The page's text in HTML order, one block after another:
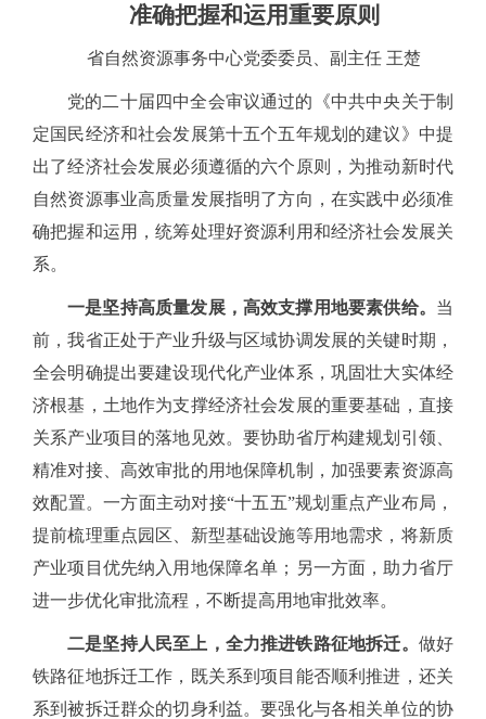
准确把握和运用重要原则
省自然资源事务中心党委委员、副主任 王楚
党的二十届四中全会审议通过的《中共中央关于制
定国民经济和社会发展第十五个五年规划的建议》中提
出了经济社会发展必须遵循的六个原则，为推动新时代
自然资源事业高质量发展指明了方向，在实践中必须准
确把握和运用，统筹处理好资源利用和经济社会发展关
系。
一是坚持高质量发展，高效支撑用地要素供给。 当
前，我省正处于产业升级与区域协调发展的关键时期，
全会明确提出要建设现代化产业体系，巩固壮大实体经
济根基，土地作为支撑经济社会发展的重要基础，直接
关系产业项目的落地见效。要协助省厅构建规划引领、
精准对接、高效审批的用地保障机制，加强要素资源高
效配置。一方面主动对接“十五五”规划重点产业布局，
提前梳理重点园区、新型基础设施等用地需求，将新质
产业项目优先纳入用地保障名单；另一方面，助力省厅
进一步优化审批流程，不断提高用地审批效率。
二是坚持人民至上，全力推进铁路征地拆迁。 做好
铁路征地拆迁工作，既关系到项目能否顺利推进，还关
系到被拆迁群众的切身利益。要强化与各相关单位的协